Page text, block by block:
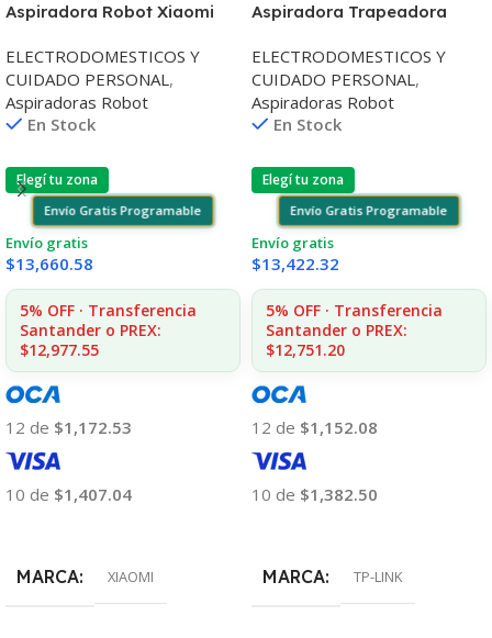
Aspiradora Robot Xiaomi
ELECTRODOMESTICOS Y
CUIDADO PERSONAL,
Aspiradoras Robot
En Stock
Elegí tu zona
Envío Gratis Programable
Envío gratis
$13,660.58
5% OFF · Transferencia
Santander o PREX:
$12,977.55
12 de $1,172.53
10 de $1,407.04
MARCA XIAOMI
Aspiradora Trapeadora
Max 5300Pa
ELECTRODOMESTICOS Y
CUIDADO PERSONAL,
Aspiradoras Robot
En Stock
Elegí tu zona
Envío Gratis Programable
Envío gratis
$13,422.32
5% OFF · Transferencia
Santander o PREX:
$12,751.20
12 de $1,152.08
10 de $1,382.50
MARCA TP-LINK